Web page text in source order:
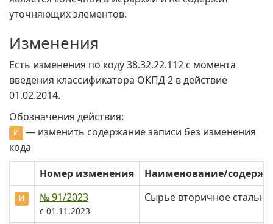
уточняющих элементов.
Изменения
Есть изменения по коду 38.32.22.112 c момента
введения классификатора ОКПД 2 в действие
01.02.2014.
Обозначения действия:
И
— изменить содержание записи без изменения
кода
Номер изменения
Наименование/
И № 91/2023
с 01.11.2023
Сырье вторичное